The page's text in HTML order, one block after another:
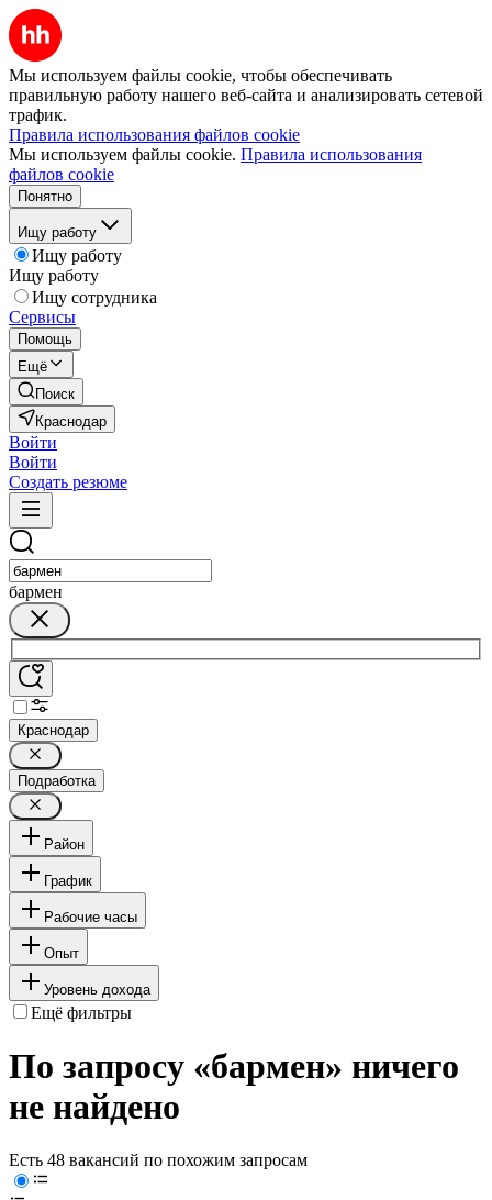
Мы используем файлы cookie, чтобы обеспечивать
правильную работу нашего веб-сайта и анализировать сетевой
трафик.
Правила использования файлов cookie
Мы используем файлы cookie. Правила использования
файлов cookie
Понятно
Ищу работу
Ищу работу
Ищу работу
Ищу сотрудника
Сервисы
Помощь
Ещё
Поиск
Краснодар
Войти
Войти
Создать резюме
бармен
Краснодар
Подработка
Район
График
Рабочие часы
Опыт
Уровень дохода
Ещё фильтры
По запросу «бармен» ничего
не найдено
Есть 48 вакансий по похожим запросам